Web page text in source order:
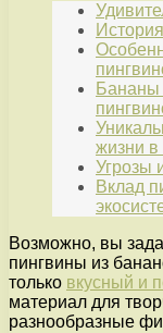
Бананы
жизни в
Угрозы
Вклад
Возможно, вы
пингвины из
только вкусный и
материал для
разнообразные